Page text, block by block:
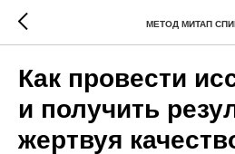
МЕТОД МИТАП
Как провести
и получить
жертвуя